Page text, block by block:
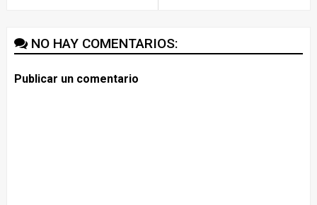
NO HAY COMENTARIOS:
Publicar un comentario